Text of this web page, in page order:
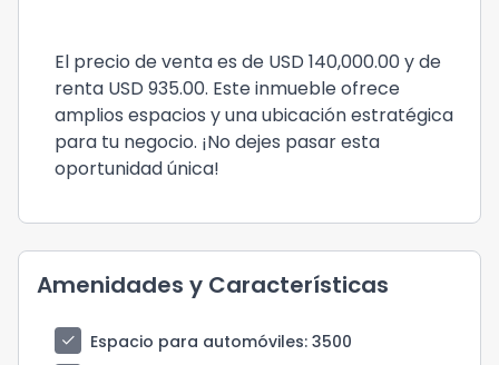
El precio de venta es de USD 140,000.00 y de
renta USD 935.00. Este inmueble ofrece
amplios espacios y una ubicación estratégica
para tu negocio. ¡No dejes pasar esta
oportunidad única!
Amenidades y Características
check Espacio para automóviles: 3500